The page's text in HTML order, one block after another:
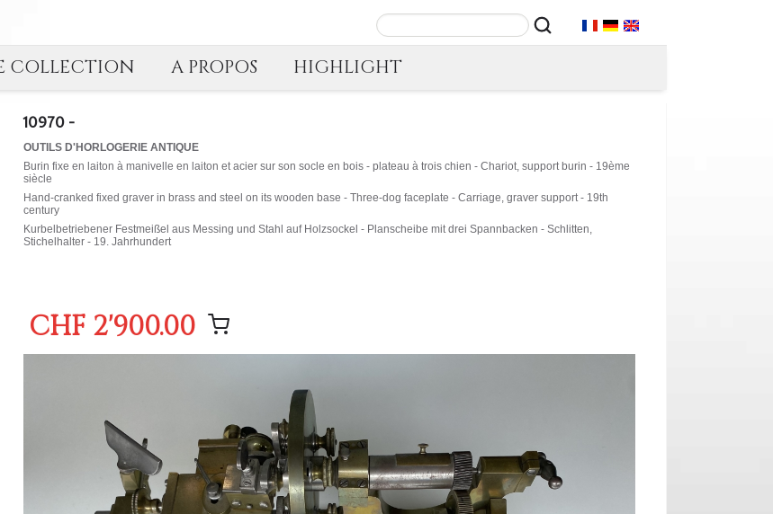
COLLECTION A PROPOS HIGHLIGHT
10970 -
OUTILS D'HORLOGERIE ANTIQUE
Burin fixe en laiton à manivelle en laiton et acier sur son socle en bois - plateau à trois chien - Chariot, support burin - 19ème
siècle
Hand-cranked fixed graver in brass and steel on its wooden base - Three-dog faceplate - Carriage, graver support - 19th
century
Kurbelbetriebener Festmeißel aus Messing und Stahl auf Holzsockel - Planscheibe mit drei Spannbacken - Schlitten,
Stichelhalter - 19. Jahrhundert
CHF 2'900.00